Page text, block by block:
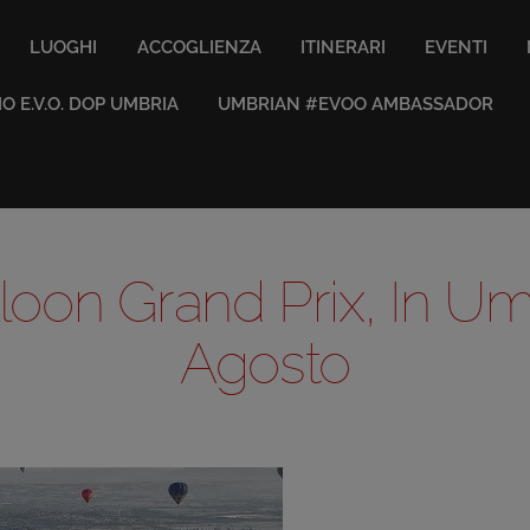
LUOGHI ACCOGLIENZA ITINERARI EVENTI
E.V.O. DOP UMBRIA UMBRIAN #EVOO AMBASSADOR
Grand Prix, In
Agosto